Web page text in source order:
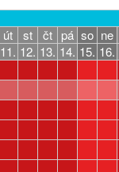
út st čt pá so ne
11. 12. 13. 14. 15. 16.